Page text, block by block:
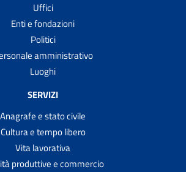
Uffici
Enti e fondazioni
Politici
amministrativo
Luoghi
SERVIZI
Anagrafe e stato civile
Cultura e tempo libero
Vita lavorativa
produttive e commercio